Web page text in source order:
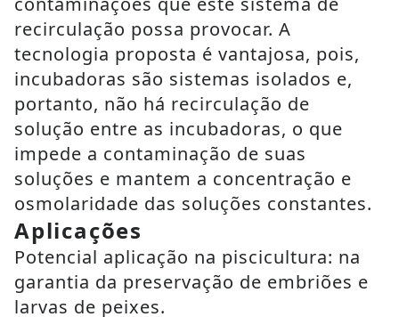
recirculação possa provocar. A
tecnologia proposta é vantajosa, pois,
incubadoras são sistemas isolados e,
portanto, não há recirculação de
solução entre as incubadoras, o que
impede a contaminação de suas
soluções e mantem a concentração e
osmolaridade das soluções constantes.
Aplicações
Potencial aplicação na piscicultura: na
garantia da preservação de embriões e
larvas de peixes.